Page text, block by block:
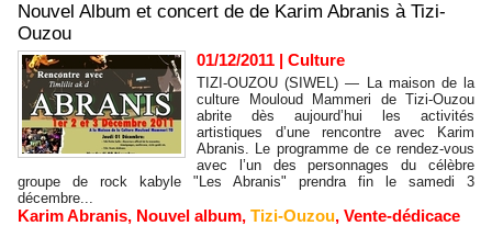
Nouvel Album et concert de de Karim Abranis à Tizi-
Ouzou
01/12/2011 | Culture
TIZI-OUZOU (SIWEL) — La maison de la
culture Mouloud Mammeri de Tizi-Ouzou
abrite dès aujourd’hui les activités
artistiques d’une rencontre avec Karim
Abranis. Le programme de ce rendez-vous
avec l’un des personnages du célèbre
groupe de rock kabyle "Les Abranis" prendra fin le samedi 3
décembre...
Karim Abranis, Nouvel album, Tizi-Ouzou, Vente-dédicace